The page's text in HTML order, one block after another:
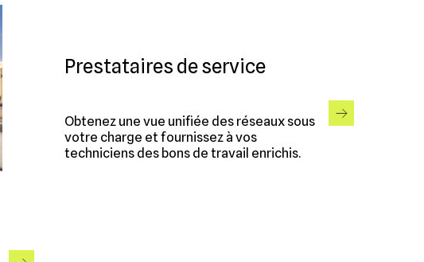
Prestataires de service
Obtenez une vue unifiée des réseaux sous
votre charge et fournissez à vos
techniciens des bons de travail enrichis.